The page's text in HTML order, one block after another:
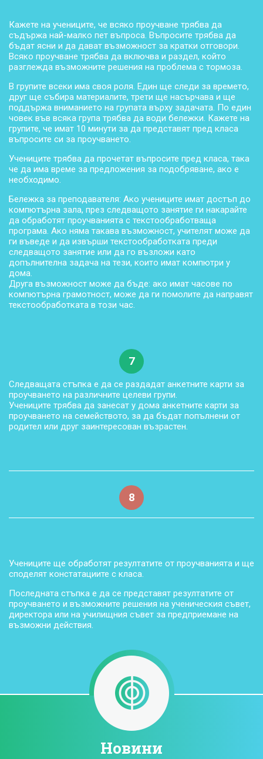
Кажете на учениците, че всяко проучване трябва да
съдържа най-малко пет въпроса. Въпросите трябва да
бъдат ясни и да дават възможност за кратки отговори.
Всяко проучване трябва да включва и раздел, който
разглежда възможните решения на проблема с тормоза.
В групите всеки има своя роля. Един ще следи за времето,
друг ще събира материалите, трети ще насърчава и ще
поддържа вниманието на групата върху задачата. По един
човек във всяка група трябва да води бележки. Кажете на
групите, че имат 10 минути за да представят пред класа
въпросите си за проучването.
Учениците трябва да прочетат въпросите пред класа, така
че да има време за предложения за подобряване, ако е
необходимо.
Бележка за преподавателя: Ако учениците имат достъп до
компютърна зала, през следващото занятие ги накарайте
да обработят проучванията с текстообработваща
програма. Ако няма такава възможност, учителят може да
ги въведе и да извърши текстообработката преди
следващото занятие или да го възложи като
допълнителна задача на тези, които имат компютри у
дома.
Друга възможност може да бъде: ако имат часове по
компютърна грамотност, може да ги помолите да направят
текстообработката в този час.
7
Следващата стъпка е да се раздадат анкетните карти за
проучването на различните целеви групи.
Учениците трябва да занесат у дома анкетните карти за
проучването на семейството, за да бъдат попълнени от
родител или друг заинтересован възрастен.
8
Учениците ще обработят резултатите от проучванията и ще
споделят констатациите с класа.
Последната стъпка е да се представят резултатите от
проучването и възможните решения на ученическия съвет,
директора или на училищния съвет за предприемане на
възможни действия.
Новини